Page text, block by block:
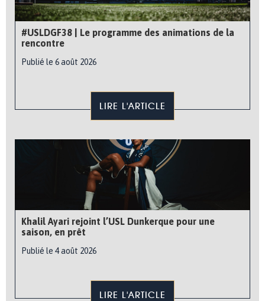
#USLDGF38 | Le programme des animations de la
rencontre
Publié le 6 août 2026
LIRE L'ARTICLE
Khalil Ayari rejoint l’USL Dunkerque pour une
saison, en prêt
Publié le 4 août 2026
LIRE L'ARTICLE